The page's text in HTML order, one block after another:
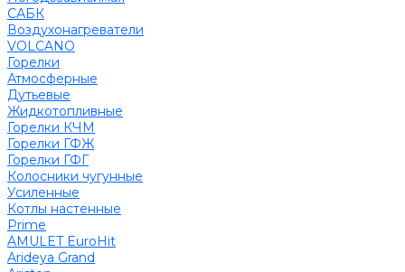
САБК
Воздухонагреватели
VOLCANO
Горелки
Атмосферные
Дутьевые
Жидкотопливные
Горелки КЧМ
Горелки ГФЖ
Горелки ГФГ
Колосники чугунные
Усиленные
Котлы настенные
Prime
AMULET EuroHit
Arideya Grand